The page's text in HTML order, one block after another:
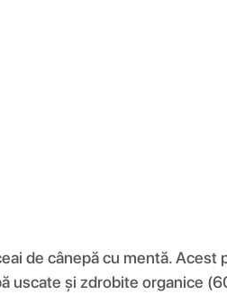
de cânepă cu mentă. Acest
uscate și zdrobite organice